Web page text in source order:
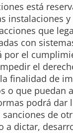
está
instalaciones
que
con
por el
el
finalidad de
o que
podrá dar
de
a dictar,